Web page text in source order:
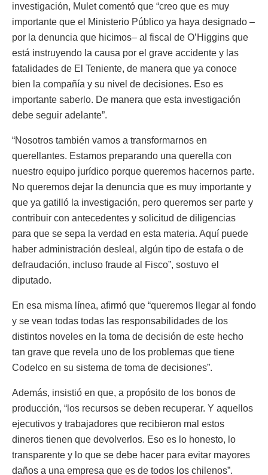
investigación, Mulet comentó que “creo que es muy
importante que el Ministerio Público ya haya designado –
por la denuncia que hicimos– al fiscal de O’Higgins que
está instruyendo la causa por el grave accidente y las
fatalidades de El Teniente, de manera que ya conoce
bien la compañía y su nivel de decisiones. Eso es
importante saberlo. De manera que esta investigación
debe seguir adelante”.
“Nosotros también vamos a transformarnos en
querellantes. Estamos preparando una querella con
nuestro equipo jurídico porque queremos hacernos parte.
No queremos dejar la denuncia que es muy importante y
que ya gatilló la investigación, pero queremos ser parte y
contribuir con antecedentes y solicitud de diligencias
para que se sepa la verdad en esta materia. Aquí puede
haber administración desleal, algún tipo de estafa o de
defraudación, incluso fraude al Fisco”, sostuvo el
diputado.
En esa misma línea, afirmó que “queremos llegar al fondo
y se vean todas todas las responsabilidades de los
distintos noveles en la toma de decisión de este hecho
tan grave que revela uno de los problemas que tiene
Codelco en su sistema de toma de decisiones”.
Además, insistió en que, a propósito de los bonos de
producción, “los recursos se deben recuperar. Y aquellos
ejecutivos y trabajadores que recibieron mal estos
dineros tienen que devolverlos. Eso es lo honesto, lo
transparente y lo que se debe hacer para evitar mayores
daños a una empresa que es de todos los chilenos”.